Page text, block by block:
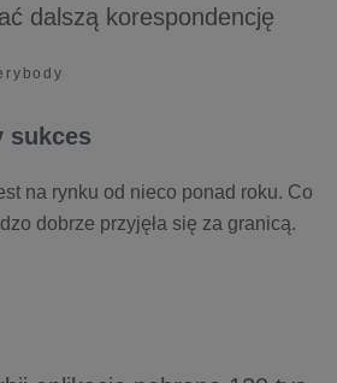
dalszą korespondencję
sukces
na rynku od nieco ponad roku. Co
dobrze przyjęła się za granicą.